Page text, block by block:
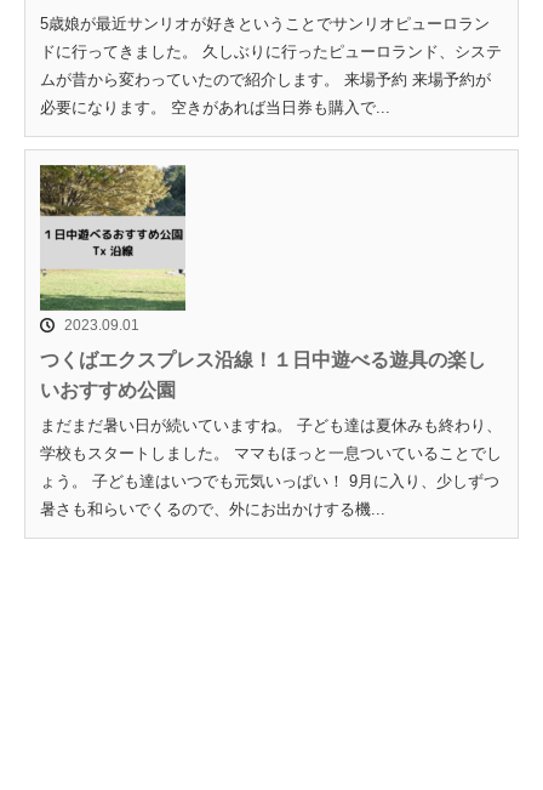
5歳娘が最近サンリオが好きということでサンリオピューロラン
ドに行ってきました。 久しぶりに行ったピューロランド、システ
ムが昔から変わっていたので紹介します。 来場予約 来場予約が
必要になります。 空きがあれば当日券も購入で...
2023.09.01
つくばエクスプレス沿線！１日中遊べる遊具の楽し
いおすすめ公園
まだまだ暑い日が続いていますね。 子ども達は夏休みも終わり、
学校もスタートしました。 ママもほっと一息ついていることでし
ょう。 子ども達はいつでも元気いっぱい！ 9月に入り、少しずつ
暑さも和らいでくるので、外にお出かけする機...